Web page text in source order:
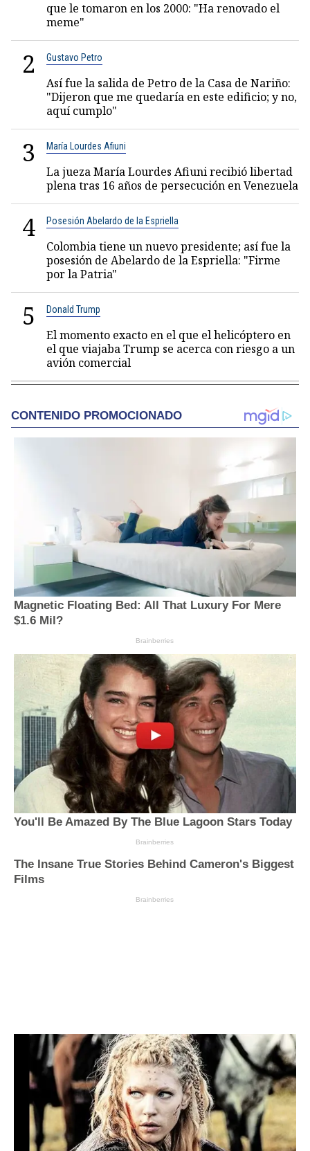
que le tomaron en los 2000: "Ha renovado el
meme"
2 Gustavo Petro
Así fue la salida de Petro de la Casa de Nariño:
"Dijeron que me quedaría en este edificio; y no,
aquí cumplo"
3 María Lourdes Afiuni
La jueza María Lourdes Afiuni recibió libertad
plena tras 16 años de persecución en Venezuela
4 Posesión Abelardo de la Espriella
Colombia tiene un nuevo presidente; así fue la
posesión de Abelardo de la Espriella: "Firme
por la Patria"
5 Donald Trump
El momento exacto en el que el helicóptero en
el que viajaba Trump se acerca con riesgo a un
avión comercial